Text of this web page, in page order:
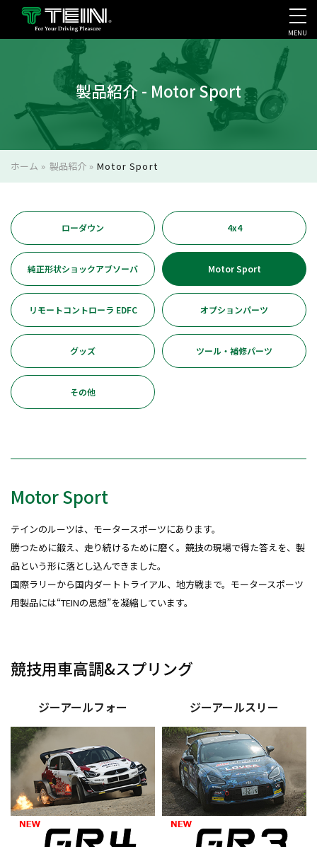
会社案内・採用・IR
MENU
製品紹介 - Motor Sport
ホーム » 製品紹介»Motor Sport
ローダウン 4x4
純正形状ショックアブソーバ Motor Sport
リモートコントローラ EDFC オプションパーツ
グッズ ツール・補修パーツ
その他
Motor Sport
テインのルーツは、モータースポーツにあります。
勝つために鍛え、走り続けるために磨く。競技の現場で得た答えを、製
品という形に落とし込んできました。
国際ラリーから国内ダートトライアル、地方戦まで。モータースポーツ
用製品には“TEINの思想”を凝縮しています。
競技用車高調&スプリング
ジーアールフォー ジーアールスリー